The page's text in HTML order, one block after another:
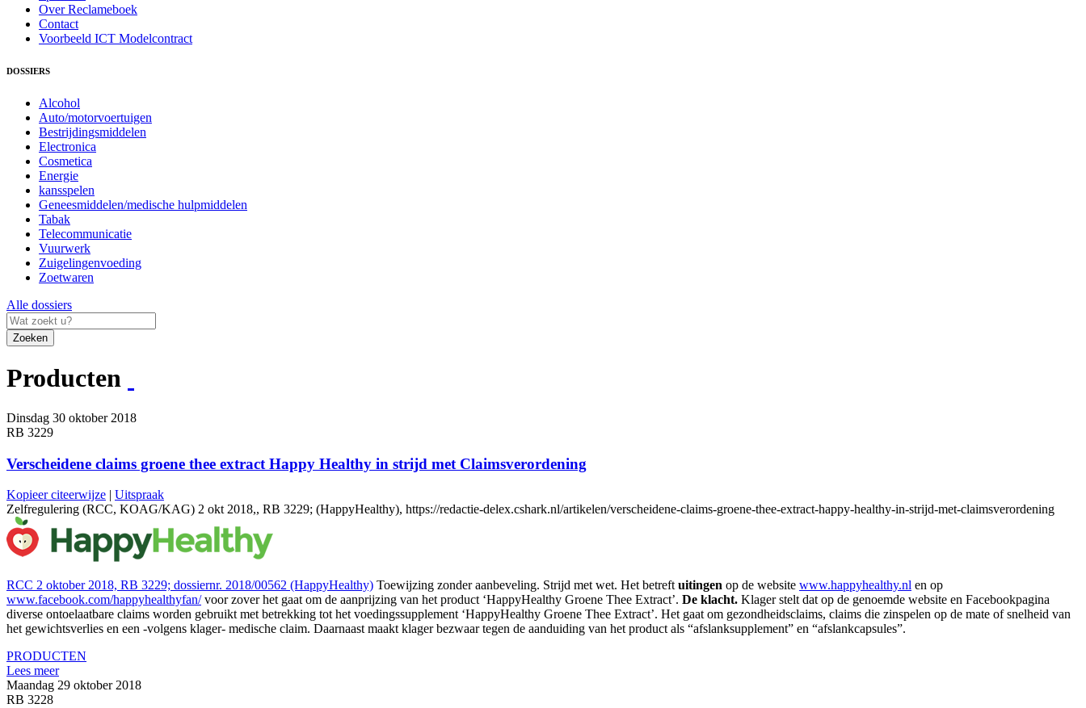
Over Reclameboek
Contact
Voorbeeld ICT Modelcontract
DOSSIERS
Alcohol
Auto/motorvoertuigen
Bestrijdingsmiddelen
Electronica
Cosmetica
Energie
kansspelen
Geneesmiddelen/medische hulpmiddelen
Tabak
Telecommunicatie
Vuurwerk
Zuigelingenvoeding
Zoetwaren
Alle dossiers
Zoeken
Producten
Dinsdag 30 oktober 2018
RB 3229
Verscheidene claims groene thee extract Happy Healthy in strijd met Claimsverordening
Kopieer citeerwijze | Uitspraak
Zelfregulering (RCC, KOAG/KAG) 2 okt 2018,, RB 3229; (HappyHealthy), https://redactie-delex.cshark.nl/artikelen/verscheidene-claims-groene-thee-extract-happy-healthy-in-strijd-met-claimsverordening
RCC 2 oktober 2018, RB 3229; dossiernr. 2018/00562 (HappyHealthy) Toewijzing zonder aanbeveling. Strijd met wet. Het betreft uitingen op de website www.happyhealthy.nl en op
www.facebook.com/happyhealthyfan/voor zover het gaat om de aanprijzing van het product ‘HappyHealthy Groene Thee Extract’. De klacht. Klager stelt dat op de genoemde website en Facebookpagina
diverse ontoelaatbare claims worden gebruikt met betrekking tot het voedingssupplement ‘HappyHealthy Groene Thee Extract’. Het gaat om gezondheidsclaims, claims die zinspelen op de mate of snelheid van
het gewichtsverlies en een -volgens klager- medische claim. Daarnaast maakt klager bezwaar tegen de aanduiding van het product als “afslanksupplement” en “afslankcapsules”.
PRODUCTEN
Lees meer
Maandag 29 oktober 2018
RB 3228